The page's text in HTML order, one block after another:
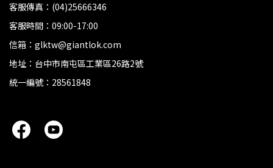
客服傳真：(04)25666346
客服時間：09:00-17:00
信箱：glktw@giantlok.com
地址：台中市南屯區工業區26路2號
統一編號：28561848